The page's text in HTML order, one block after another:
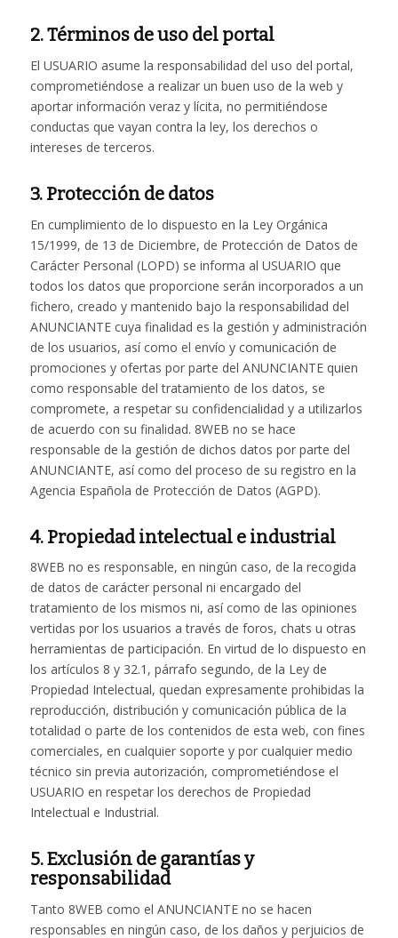
2. Términos de uso del portal
El USUARIO asume la responsabilidad del uso del portal,
comprometiéndose a realizar un buen uso de la web y
aportar información veraz y lícita, no permitiéndose
conductas que vayan contra la ley, los derechos o
intereses de terceros.
3. Protección de datos
En cumplimiento de lo dispuesto en la Ley Orgánica
15/1999, de 13 de Diciembre, de Protección de Datos de
Carácter Personal (LOPD) se informa al USUARIO que
todos los datos que proporcione serán incorporados a un
fichero, creado y mantenido bajo la responsabilidad del
ANUNCIANTE cuya finalidad es la gestión y administración
de los usuarios, así como el envío y comunicación de
promociones y ofertas por parte del ANUNCIANTE quien
como responsable del tratamiento de los datos, se
compromete, a respetar su confidencialidad y a utilizarlos
de acuerdo con su finalidad. 8WEB no se hace
responsable de la gestión de dichos datos por parte del
ANUNCIANTE, así como del proceso de su registro en la
Agencia Española de Protección de Datos (AGPD).
4. Propiedad intelectual e industrial
8WEB no es responsable, en ningún caso, de la recogida
de datos de carácter personal ni encargado del
tratamiento de los mismos ni, así como de las opiniones
vertidas por los usuarios a través de foros, chats u otras
herramientas de participación. En virtud de lo dispuesto en
los artículos 8 y 32.1, párrafo segundo, de la Ley de
Propiedad Intelectual, quedan expresamente prohibidas la
reproducción, distribución y comunicación pública de la
totalidad o parte de los contenidos de esta web, con fines
comerciales, en cualquier soporte y por cualquier medio
técnico sin previa autorización, comprometiéndose el
USUARIO en respetar los derechos de Propiedad
Intelectual e Industrial.
5. Exclusión de garantías y
responsabilidad
Tanto 8WEB como el ANUNCIANTE no se hacen
responsables en ningún caso, de los daños y perjuicios de